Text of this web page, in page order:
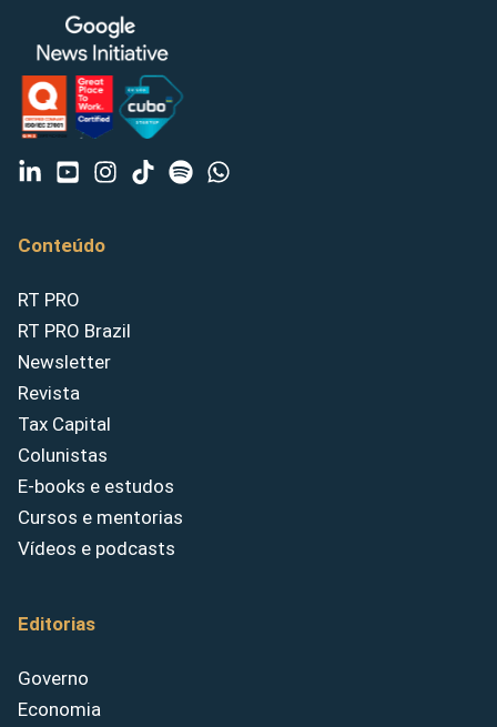
Conteúdo
RT PRO
RT PRO Brazil
Newsletter
Revista
Tax Capital
Colunistas
E-books e estudos
Cursos e mentorias
Vídeos e podcasts
Editorias
Governo
Economia